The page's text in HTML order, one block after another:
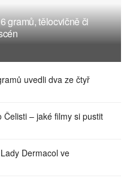
gramů, tělocvičně či
uvedli dva ze čtyř
– jaké filmy si pustit
Dermacol ve